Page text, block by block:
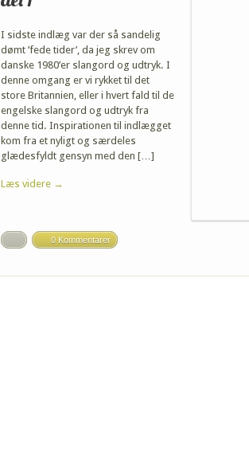
I sidste indlæg var der så sandelig
dømt ’fede tider’, da jeg skrev om
danske 1980’er slangord og udtryk. I
denne omgang er vi rykket til det
store Britannien, eller i hvert fald til de
engelske slangord og udtryk fra
denne tid. Inspirationen til indlægget
kom fra et nyligt og særdeles
glædesfyldt gensyn med den […]
Læs videre →
0 Kommentarer